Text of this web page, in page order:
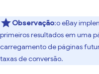
Observação:o eBay
primeiros resultados em uma
carregamento de páginas
taxas de conversão.